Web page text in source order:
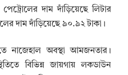
দাম দাঁড়িয়েছে লিটার
দাম দাঁড়িয়েছে ৯০.৯২ টাকা।
নাজেহাল অবস্থা আমজনতার।
বিভিন্ন জায়গায় লকডাউন